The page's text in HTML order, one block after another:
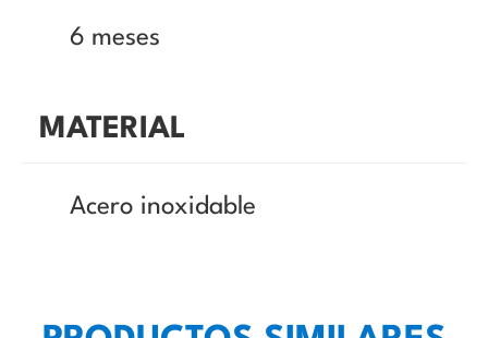
6 meses
MATERIAL
Acero inoxidable